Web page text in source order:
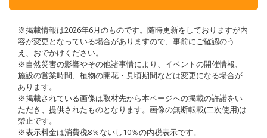
※掲載情報は2026年6月のものです。随時更新をしておりますが内
容が変更となっている場合がありますので、事前にご確認のう
え、おでかけください。
※自然災害の影響やその他諸事情により、イベントの開催情報、
施設の営業時間、植物の開花・見頃期間などは変更になる場合が
あります。
※掲載されている画像は取材先から本ページへの掲載の許諾をい
ただき、提供されたものとなります。画像の無断転載(二次使用)は
禁止です。
※表示料金は消費税8％ないし10％の内税表示です。